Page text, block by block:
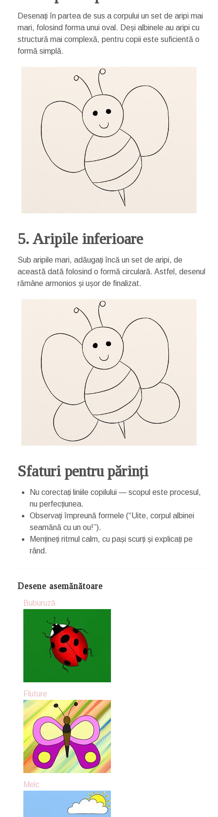
Desenați în partea de sus a corpului un set de aripi mai
mari, folosind forma unui oval. Deși albinele au aripi cu
structură mai complexă, pentru copii este suficientă o
formă simplă.
5. Aripile inferioare
Sub aripile mari, adăugați încă un set de aripi, de
această dată folosind o formă circulară. Astfel, desenul
rămâne armonios și ușor de finalizat.
Sfaturi pentru părinți
Nu corectați liniile copilului — scopul este procesul,
nu perfecțiunea.
Observați împreună formele (“Uite, corpul albinei
seamănă cu un ou!”).
Mențineți ritmul calm, cu pași scurți și explicați pe
rând.
Desene asemănătoare
Buburuză
Fluture
Melc